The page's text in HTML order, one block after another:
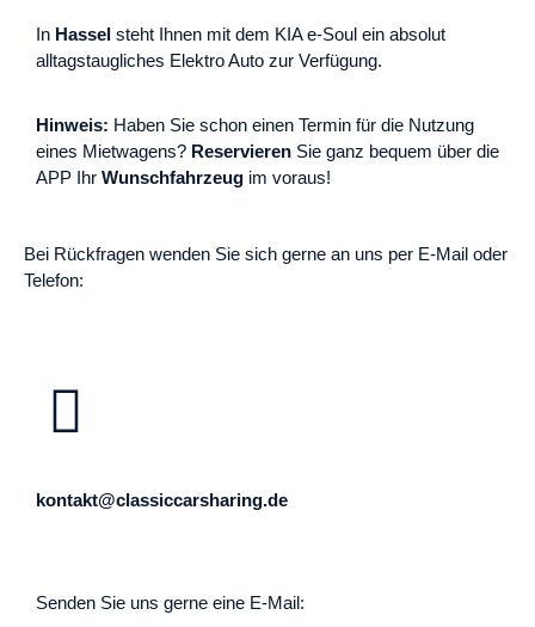
In Hassel steht Ihnen mit dem KIA e-Soul ein absolut
alltagstaugliches Elektro Auto zur Verfügung.
Hinweis: Haben Sie schon einen Termin für die Nutzung
eines Mietwagens? Reservieren Sie ganz bequem über die
APP Ihr Wunschfahrzeug im voraus!
Bei Rückfragen wenden Sie sich gerne an uns per E-Mail oder
Telefon:
kontakt@classiccarsharing.de
Senden Sie uns gerne eine E-Mail: